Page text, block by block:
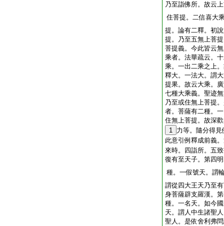
乃至詣佛所。故云
住菩提。二信喜大
提。論有二釋。初
提。乃至五無上菩
菩提義。今此皆云
乘者。法華疏云。
乘。一出二乘之上
釋大。一法大。謂
提果。故云大乘。
七種大乘義。聖迹
乃至或住無上菩提
者。菩薩有二種。
住無上菩提。故深
1 力等。隨分得
此意引例釋成前義
來時。四詣所。五
復有至天子。第四
種。一假號天。謂
謂從四大王天乃至
身菩薩辟支羅漢。
種。一名天。如今
天。謂人中生諸聖
聖人。是依舍利弗